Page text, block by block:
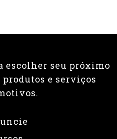
escolher seu próximo
produtos e serviços